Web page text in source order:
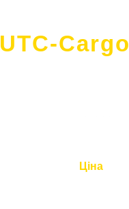
UTC-Cargo
Ціна